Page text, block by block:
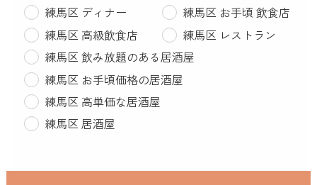
練馬区 ディナー
練馬区 お手頃 飲食店
練馬区 高級飲食店
練馬区 レストラン
練馬区 飲み放題のある居酒屋
練馬区 お手頃価格の居酒屋
練馬区 高単価な居酒屋
練馬区 居酒屋